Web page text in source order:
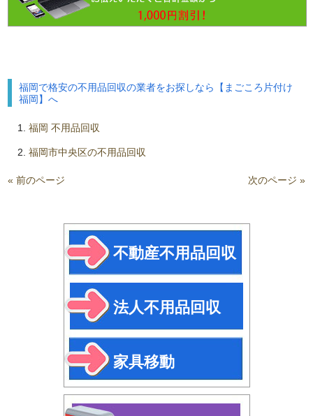
福岡で格安の不用品回収の業者をお探しなら【まごころ片付け
福岡】へ
福岡 不用品回収
福岡市中央区の不用品回収
« 前のページ 次のページ »
不動産不用品回収
法人不用品回収
家具移動